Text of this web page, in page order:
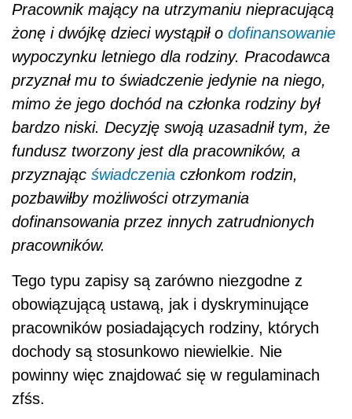
Pracownik mający na utrzymaniu niepracującą
żonę i dwójkę dzieci wystąpił o dofinansowanie
wypoczynku letniego dla rodziny. Pracodawca
przyznał mu to świadczenie jedynie na niego,
mimo że jego dochód na członka rodziny był
bardzo niski. Decyzję swoją uzasadnił tym, że
fundusz tworzony jest dla pracowników, a
przyznając świadczenia członkom rodzin,
pozbawiłby możliwości otrzymania
dofinansowania przez innych zatrudnionych
pracowników.
Tego typu zapisy są zarówno niezgodne z
obowiązującą ustawą, jak i dyskryminujące
pracowników posiadających rodziny, których
dochody są stosunkowo niewielkie. Nie
powinny więc znajdować się w regulaminach
zfśs.